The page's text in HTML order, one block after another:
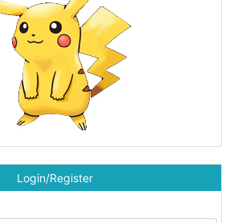
Login/Register